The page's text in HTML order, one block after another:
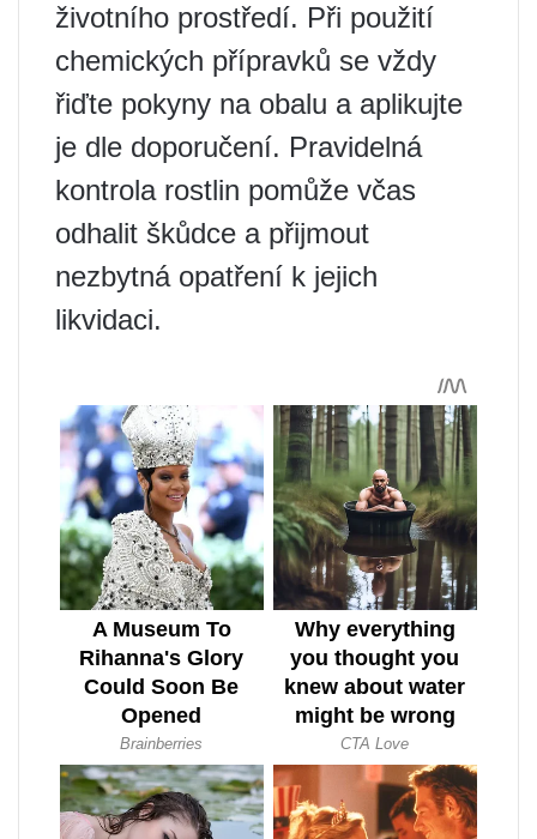
životního prostředí. Při použití
chemických přípravků se vždy
řiďte pokyny na obalu a aplikujte
je dle doporučení. Pravidelná
kontrola rostlin pomůže včas
odhalit škůdce a přijmout
nezbytná opatření k jejich
likvidaci.